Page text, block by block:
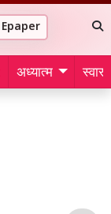
Epaper
अध्यात्म